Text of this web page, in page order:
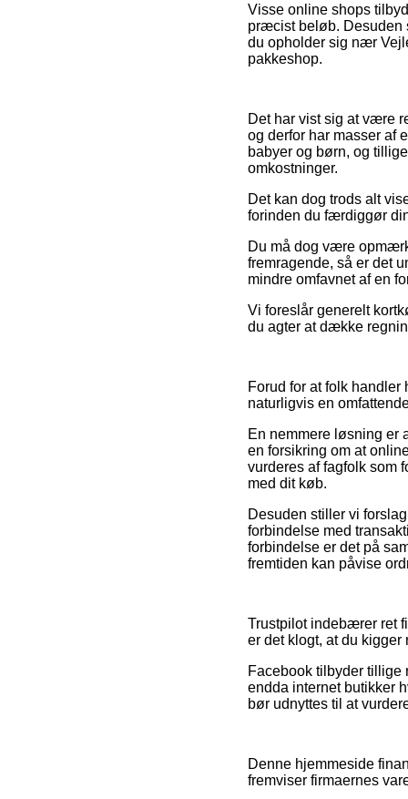
Visse online shops
præcist beløb. Desuden
du opholder sig nær
pakkeshop.
Det har vist sig at være
og derfor har masser af
babyer og børn, og
omkostninger.
Det kan dog trods alt
forinden du færdiggør
Du må dog være
fremragende, så er det
mindre omfavnet af en
Vi foreslår generelt
du agter at dække
Forud for at folk
naturligvis en
En nemmere løsning er
en forsikring om at
vurderes af fagfolk som
med dit køb.
Desuden stiller vi
forbindelse med
forbindelse er det på
fremtiden kan påvise
Trustpilot indebærer ret
er det klogt, at du
Facebook tilbyder tillige
endda internet butikker
bør udnyttes til at
Denne hjemmeside
fremviser firmaernes